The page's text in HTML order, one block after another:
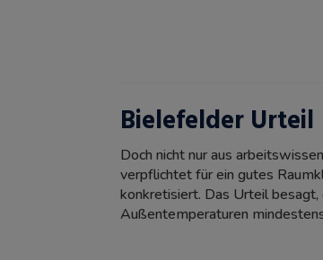
Bielefelder Urteil
Doch nicht nur aus
verpflichtet für ein gutes
konkretisiert. Das Urteil besagt,
Außentemperaturen